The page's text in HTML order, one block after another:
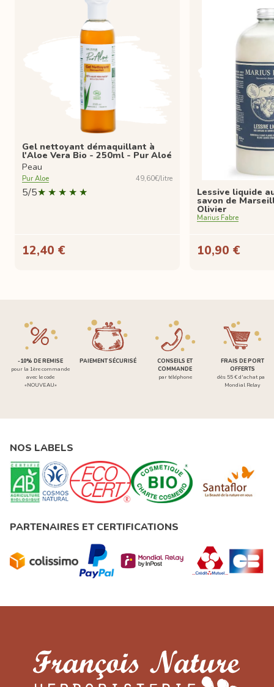
Gel nettoyant démaquillant à
l'Aloe Vera Bio - 250ml - Pur Aloé
Peau
Pur Aloe 49,60€/litre
5/5
12,40 €
Lessive liquide
savon de
Olivier
Marius Fabre
10,90 €
-10% DE REMISE
pour la 1ère commande
avec le code
«NOUVEAU»
PAIEMENT SÉCURISÉ
CONSEILS ET
COMMANDE
par téléphone
FRAIS DE PORT
OFFERTS
dès 55 € d'achat par
Mondial Relay
NOS LABELS
PARTENAIRES ET CERTIFICATIONS